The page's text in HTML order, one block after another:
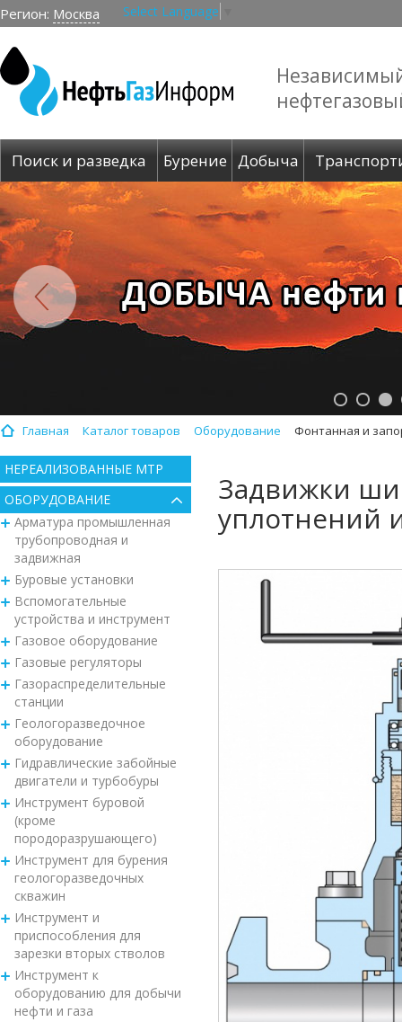
Регион: Москва Select Language
Поиск и разведка Бурение Добыча
Главная Каталог товаров Оборудование Фонтанная и
НЕРЕАЛИЗОВАННЫЕ МТР
ОБОРУДОВАНИЕ
Арматура промышленная
трубопроводная и
задвижная
Буровые установки
Вспомогательные
устройства и инструмент
Газовое оборудование
Газовые регуляторы
Газораспределительные
станции
Геологоразведочное
оборудование
Гидравлические забойные
двигатели и турбобуры
Инструмент буровой
(кроме
породоразрушающего)
Инструмент для бурения
геологоразведочных
скважин
Инструмент и
приспособления для
зарезки вторых стволов
Инструмент к
оборудованию для добычи
нефти и газа
Задвижки
уплотнений